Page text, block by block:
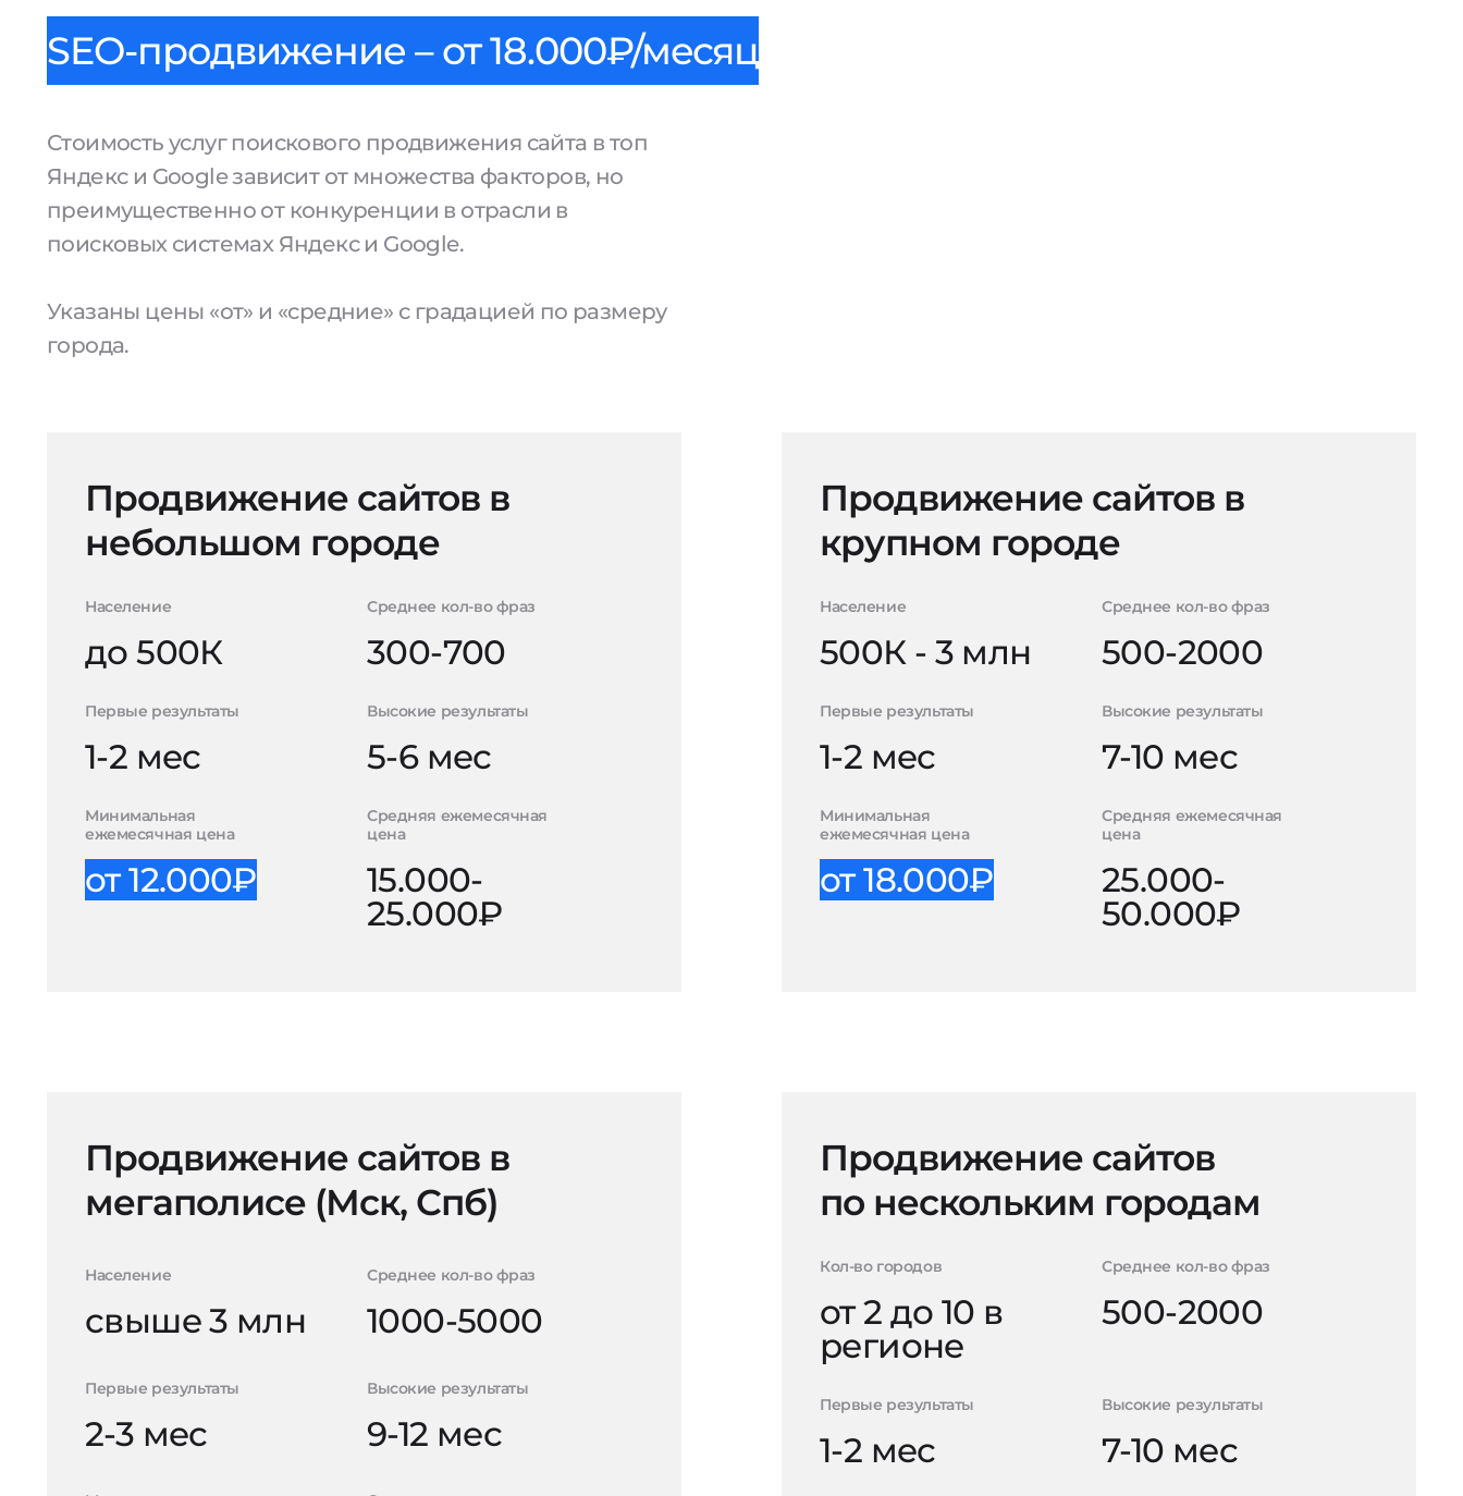
SEO-продвижение – от 18.000₽/месяц
Стоимость услуг поискового продвижения сайта в топ
Яндекс и Google зависит от множества факторов, но
преимущественно от конкуренции в отрасли в
поисковых системах Яндекс и Google.
Указаны цены «от» и «средние» с градацией по размеру
города.
Продвижение сайтов в
небольшом городе
Население
до 500К
Среднее кол-во фраз
300-700
Первые результаты
1-2 мес
Высокие результаты
5-6 мес
Минимальная
ежемесячная цена
от 12.000₽
Средняя ежемесячная
цена
15.000-
25.000₽
Продвижение сайтов в
крупном городе
Население
500К - 3 млн
Среднее кол-во фраз
500-2000
Первые результаты
1-2 мес
Высокие результаты
7-10 мес
Минимальная
ежемесячная цена
от 18.000₽
Средняя ежемесячная
цена
25.000-
50.000₽
Продвижение сайтов в
мегаполисе (Мск, Спб)
Население
свыше 3 млн
Среднее кол-во фраз
1000-5000
Первые результаты
2-3 мес
Высокие результаты
9-12 мес
Продвижение сайтов
по нескольким городам
Кол-во городов
от 2 до 10 в
регионе
Среднее кол-во фраз
500-2000
Первые результаты
1-2 мес
Высокие результаты
7-10 мес